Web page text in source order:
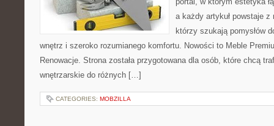
a każdy artykuł powstaje
którzy szukają pomysłów
wnętrz i szeroko rozumianego komfortu. Nowości to Meble
Renowacje. Strona została przygotowana dla osób, które chcą
wnętrzarskie do różnych […]
CATEGORIES: MOBZILLA